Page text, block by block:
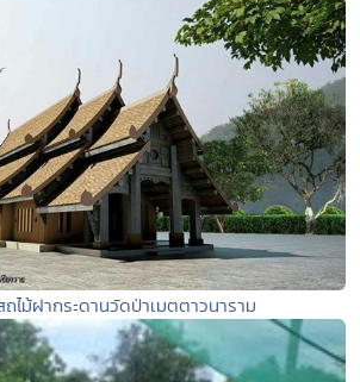
ถไม้ฝากระดานวัดป่าเมตตาวนาราม